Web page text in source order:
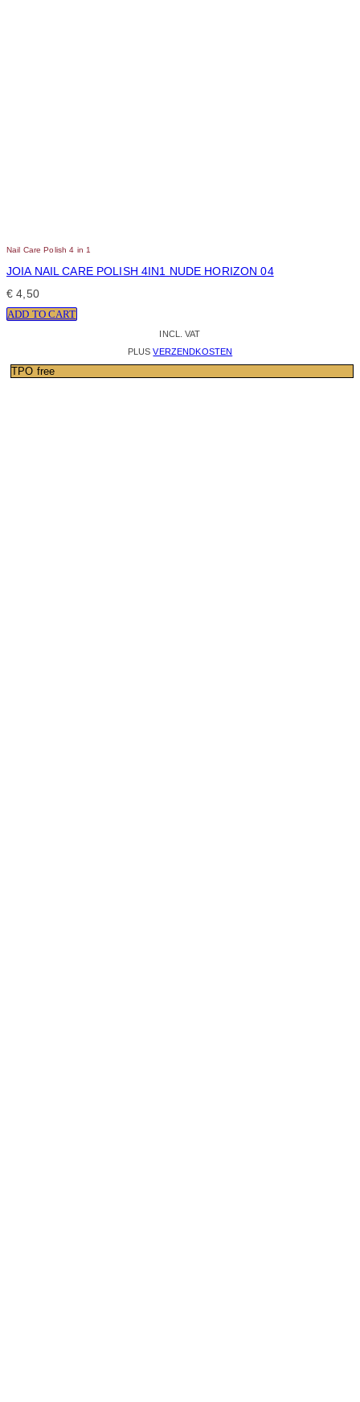
Nail Care Polish 4 in 1
JOIA NAIL CARE POLISH 4IN1 NUDE HORIZON 04
€ 4,50
ADD TO CART
INCL. VAT
PLUSVERZENDKOSTEN
TPO free